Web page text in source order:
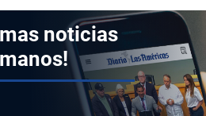
noticias